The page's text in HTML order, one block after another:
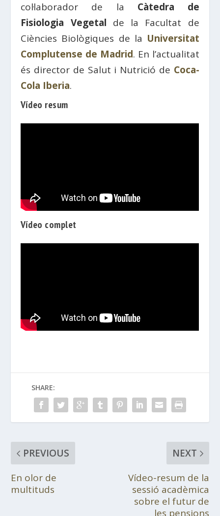
col·laborador de la Càtedra de
Fisiologia Vegetal de la Facultat de
Ciències Biològiques de la Universitat
Complutense de Madrid. En l’actualitat
és director de Salut i Nutrició de Coca-
Cola Iberia.
Vídeo resum
Vídeo complet
SHARE:
PREVIOUS
En olor de
multituds
NEXT
Vídeo-resum de la
sessió acadèmica
sobre el futur de
les pensions